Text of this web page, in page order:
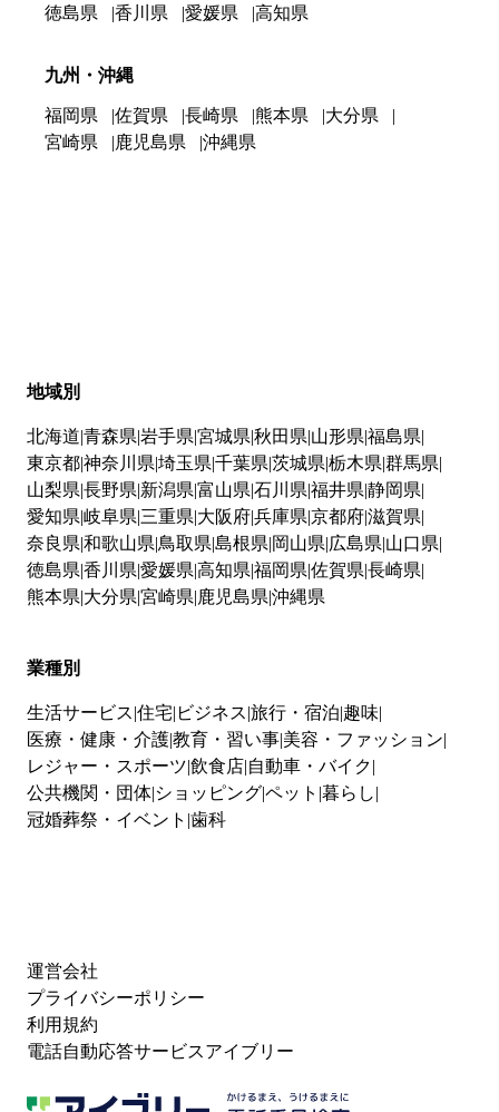
徳島県
香川県 愛媛県 高知県
九州・沖縄
福岡県 佐賀県 長崎県 熊本県
大分県
宮崎県
鹿児島県 沖縄県
地域別
北海道 青森県 岩手県 宮城県 秋田県 山形県 福島県
東京都神奈川県 埼玉県 千葉県 茨城県 栃木県 群馬県
山梨県 長野県 新潟県 富山県 石川県 福井県 静岡県
愛知県 岐阜県 三重県 大阪府兵庫県 京都府滋賀県
奈良県 和歌山県 鳥取県 島根県 岡山県 広島県 山口県
徳島県 香川県 愛媛県 高知県 福岡県 佐賀県 長崎県
熊本県 大分県 宮崎県 鹿児島県 沖縄県
業種別
生活サービス 住宅 ビジネス 旅行・宿泊 趣味
医療・健康・介護教育・習い事 美容・ファッション
レジャー・スポーツ 飲食店 自動車・バイク
公共機関・団体 ショッピングペット 暮らし
冠婚葬祭・イベント 歯科
運営会社
プライバシーポリシー
利用規約
電話自動応答サービスアイブリー